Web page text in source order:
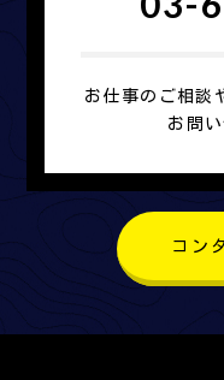
お仕事のご相談
お問
コン